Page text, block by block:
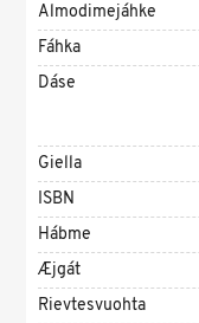
Almodimejáhke
Fáhka
Dáse
Giella
ISBN
Hábme
Æjgát
Rievtesvuohta